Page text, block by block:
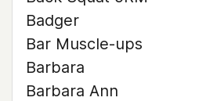
Badger
Bar Muscle-ups
Barbara
Barbara Ann